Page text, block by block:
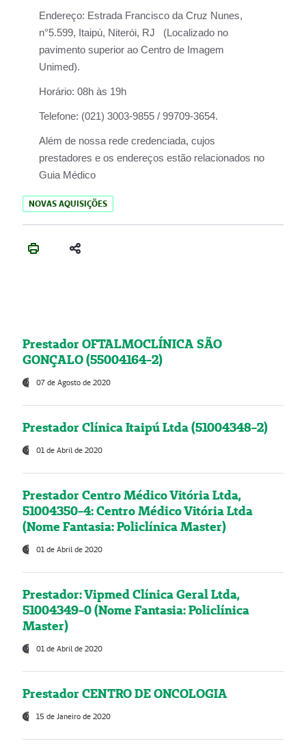
Endereço: Estrada Francisco da Cruz Nunes,
n°5.599, Itaipú, Niterói, RJ (Localizado no
pavimento superior ao Centro de Imagem
Unimed).
Horário: 08h às 19h
Telefone: (021) 3003-9855 / 99709-3654.
Além de nossa rede credenciada, cujos
prestadores e os endereços estão relacionados no
Guia Médico
NOVAS AQUISIÇÕES
Prestador OFTALMOCLÍNICA SÃO
GONÇALO (55004164-2)
07 de Agosto de 2020
Prestador Clínica Itaipú Ltda (51004348-2)
01 de Abril de 2020
Prestador Centro Médico Vitória Ltda,
51004350-4: Centro Médico Vitória Ltda
(Nome Fantasia: Policlínica Master)
01 de Abril de 2020
Prestador: Vipmed Clínica Geral Ltda,
51004349-0 (Nome Fantasia: Policlínica
Master)
01 de Abril de 2020
Prestador CENTRO DE ONCOLOGIA
15 de Janeiro de 2020